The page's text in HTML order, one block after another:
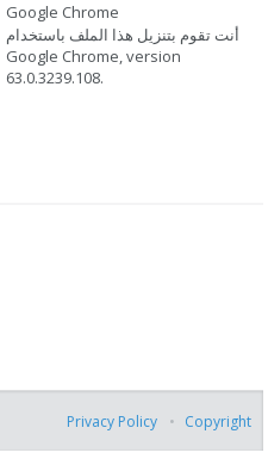
Google Chrome
أنت تقوم بتنزيل هذا الملف باستخدام
Google Chrome, version
63.0.3239.108.
Privacy Policy Copyright